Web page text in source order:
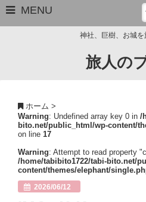
MENU
サイトマップ
Close
神社、巨樹、お城
旅人の
ホーム >
Warning: Undefined array key 0 in /
bito.net/public_html/wp-content/
on line 17
Warning: Attempt to read property
/home/tabibito1722/tabi-bito.net/
content/themes/elephant/
2026/06/12